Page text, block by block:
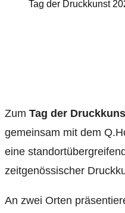
Tag der Druckkunst
Zum Tag der
gemeinsam mit dem
eine
zeitgenössischer
An zwei Orten